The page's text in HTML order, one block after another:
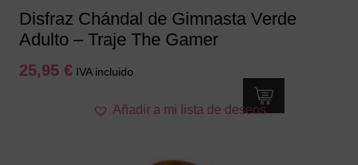
Disfraz Chándal de Gimnasta Verde
Adulto – Traje The Gamer
25,95 € IVA incluido
producto
Añadir a mi lista de deseos